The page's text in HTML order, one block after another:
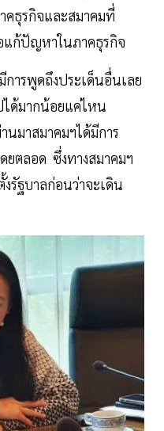
คธุรกิจและสมาคมที่
แก้ปัญหาในภาคธุรกิจ
การพูดถึงประเด็นอื่นเลย
ได้มากน้อยแค่ไหน
มาสมาคมฯได้มีการ
ยตลอด ซึ่งทางสมาคมฯ
งรัฐบาลก่อนว่าจะเดิน